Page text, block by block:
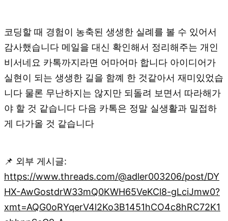
코딩할 때 경험이 농축된 생생한 실례를 볼 수 있어서
감사했습니다 메일을 대신 확인해서 정리해주는 개인
비서네요 카톡까지라면 어마어마 합니다 아이디어가
실현이 되는 생생한 길을 함꼐 한 것같아서 재미있었습
니다 물론 무난하지는 않지만 되돌려 보면서 따라해가
야 할 것 같습니다 다음 카톡은 정말 실생활과 밀접하
게 다가올 것 같습니다
📌 외부 게시글:
https://www.threads.com/@adler003206/post/DY
HX-AwGostdrW33mQ0KWH65VeKCl8-gLciJmw0?
xmt=AQG0oRYqerV4l2Ko3B1451hCO4c8hRC72K1